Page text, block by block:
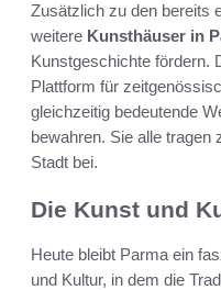
Zusätzlich zu den bereits
weitere Kunsthäuser in
Kunstgeschichte fördern.
Plattform für
gleichzeitig bedeutende
bewahren. Sie alle tragen
Stadt bei.
Die Kunst und
Heute bleibt Parma ein
und Kultur, in dem die